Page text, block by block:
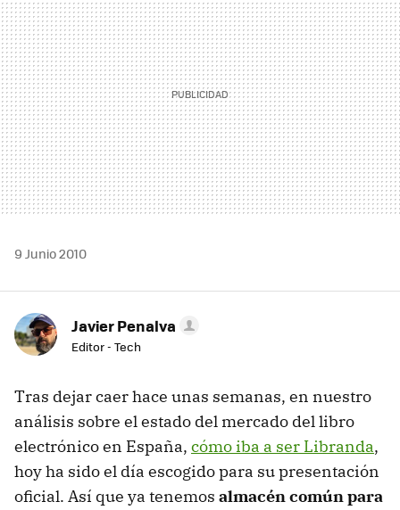
9 Junio 2010
Javier Penalva
Editor - Tech
Tras dejar caer hace unas semanas, en nuestro
análisis sobre el estado del mercado del libro
electrónico en España, cómo iba a ser Libranda,
hoy ha sido el día escogido para su presentación
oficial. Así que ya tenemos almacén común para